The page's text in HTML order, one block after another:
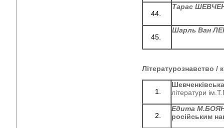
Тарас
Шарль Ван
Літературознавство /
літератури
Едита
російським